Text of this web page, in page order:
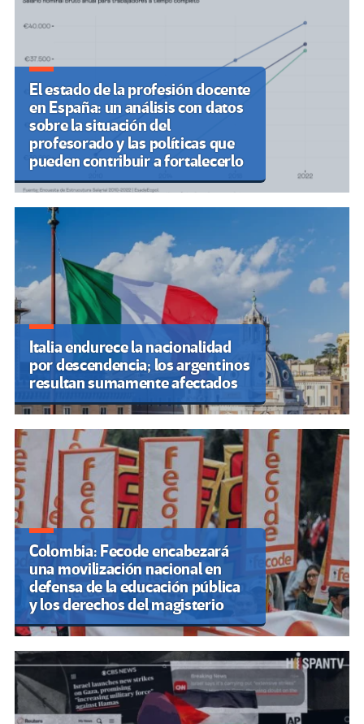
El estado de la profesión docente
en España: un análisis con datos
sobre la situación del
profesorado y las políticas que
pueden contribuir a fortalecerlo
Italia endurece la nacionalidad
por descendencia; los argentinos
resultan sumamente afectados
Colombia: Fecode encabezará
una movilización nacional en
defensa de la educación pública
y los derechos del magisterio